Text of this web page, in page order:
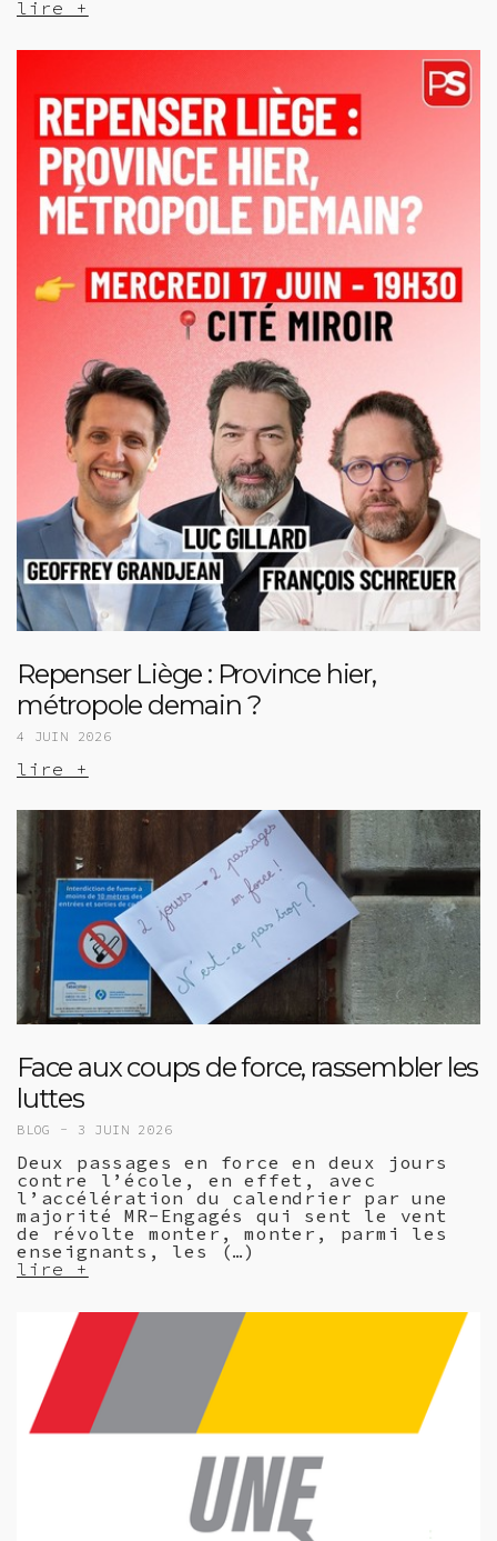
lire +
Repenser Liège : Province hier,
métropole demain ?
4 JUIN 2026
lire +
Face aux coups de force, rassembler les
luttes
BLOG - 3 JUIN 2026
Deux passages en force en deux jours
contre l’école, en effet, avec
l’accélération du calendrier par une
majorité MR-Engagés qui sent le vent
de révolte monter, monter, parmi les
enseignants, les (…)
lire +